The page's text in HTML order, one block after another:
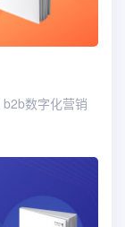
b2b数字化营销